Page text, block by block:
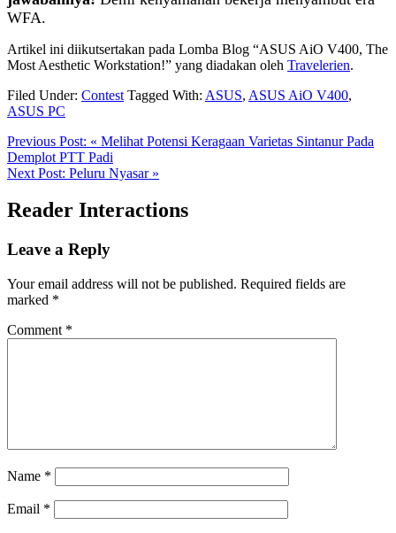
WFA.
Artikel ini diikutsertakan pada Lomba Blog “ASUS AiO V400, The
Most Aesthetic Workstation!” yang diadakan oleh Travelerien.
Filed Under: Contest Tagged With: ASUS, ASUS AiO V400,
ASUS PC
Previous Post: « Melihat Potensi Keragaan Varietas Sintanur Pada
Demplot PTT Padi
Next Post: Peluru Nyasar »
Reader Interactions
Leave a Reply
Your email address will not be published. Required fields are
marked *
Comment *
Name *
Email *